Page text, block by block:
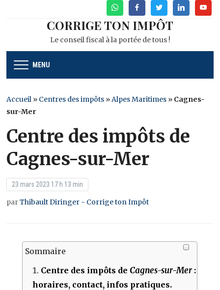
WhatsAppFacebookTwitterLinkedin
CORRIGE TON IMPÔT
Le conseil fiscal à la portée de tous !
MENU
Accueil » Centres des impôts »Alpes Maritimes » Cagnes-
sur-Mer
Centre des impôts de
Cagnes-sur-Mer
23 mars 2023 17 h 13 min
parThibault Diringer - Corrige ton Impôt
Sommaire
Centre des impôts de Cagnes-sur-Mer :
horaires, contact, infos pratiques.